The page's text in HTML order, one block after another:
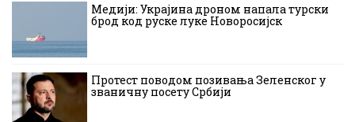
Медији: Украјина дроном напала турски
брод код руске луке Новоросијск
Протест поводом позивања Зеленског у
званичну посету Србији